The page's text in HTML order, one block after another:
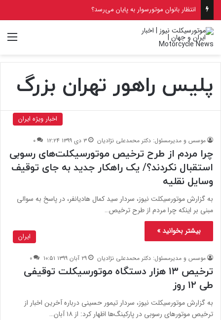
انتظار بانوان موتورسوار به پایان می‌رسد؟
پلیس راهور تهران بزرگ
اخبار ویژه ایران
موسس و مدیرمسئول: دکتر محمدعلی نژادیان ۳ دی ۱۳۹۹ ۱۲:۲۴ ۰
چرا مردم از طرح ترخیص موتورسیکلت‌های رسوبی
استقبال نکردند؟/ یک راهکار جدید به جای توقیف
وسایل نقلیه
به گزارش موتورسیکلت نیوز، سردار سید کمال هادیانفر، در پاسخ به سوالی
مبنی بر اینکه چرا مردم از طرح ترخیص…
بیشتر بخوانید »
ایران
موسس و مدیرمسئول: دکتر محمدعلی نژادیان ۲۹ آبان ۱۳۹۹ ۱۰:۵۱ ۰
ترخیص ۱۳ هزار دستگاه موتورسیکلت توقیفی
طی ۱۲ روز
به گزارش موتورسیکلت نیوز، سردار تیمور حسینی درباره آخرین اخبار از
ترخیص موتورهای رسوبی در پارکینگ‌ها اظهار کرد: از ۱۸ آبان…